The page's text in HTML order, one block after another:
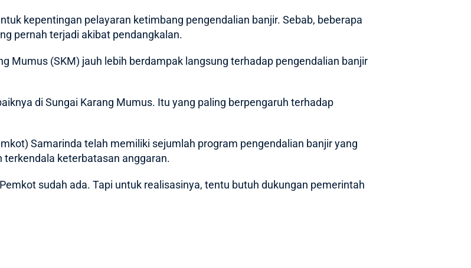
kepentingan pelayaran ketimbang pengendalian banjir. Sebab, beberapa
pernah terjadi akibat pendangkalan.
Mumus (SKM) jauh lebih berdampak langsung terhadap pengendalian banjir
di Sungai Karang Mumus. Itu yang paling berpengaruh terhadap
Samarinda telah memiliki sejumlah program pengendalian banjir yang
keterbatasan anggaran.
sudah ada. Tapi untuk realisasinya, tentu butuh dukungan pemerintah